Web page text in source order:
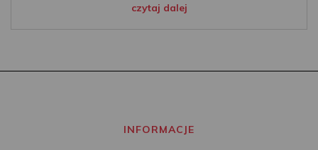
czytaj dalej
INFORMACJE